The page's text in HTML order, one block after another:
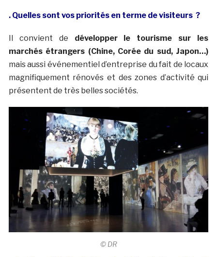
. Quelles sont vos priorités en terme de visiteurs ?
Il convient de développer le tourisme sur les
marchés étrangers (Chine, Corée du sud, Japon…)
mais aussi événementiel d’entreprise du fait de locaux
magnifiquement rénovés et des zones d’activité qui
présentent de très belles sociétés.
© DR